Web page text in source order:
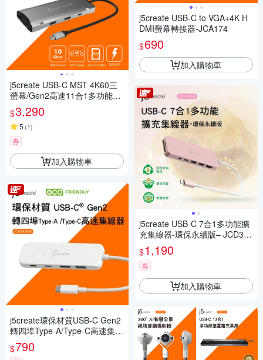
j5create USB-C MST 4K60三
螢幕/Gen2高速11合1多功能擴
充集線器Hub/SD4.0高速讀卡-
JCD397
$3,290
5 (1)
券
加入購物車
j5create環保材質USB-C Gen2
轉四埠Type-A/Type-C高速集線
器–JCH342EW(自然白)
$790
j5create USB-C to VGA+4K H
DMI螢幕轉接器-JCA174
$690
加入購物車
j5create USB-C 7合1多功能擴
充集線器-環保永續版– JCD373
ER(晚霞粉)
$1,190
券
加入購物車